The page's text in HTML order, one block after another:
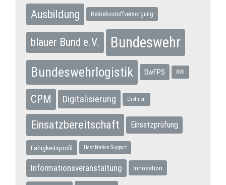
Ausbildung Betriebsstoffversorgung
blauer Bund e.V. Bundeswehr
Bundeswehrlogistik BwFPS BWI
CPM Digitalisierung Drohnen
Einsatzbereitschaft Einsatzprüfung
Fähigkeitsprofil Host Nation Support
Informationsveranstaltung Innovation